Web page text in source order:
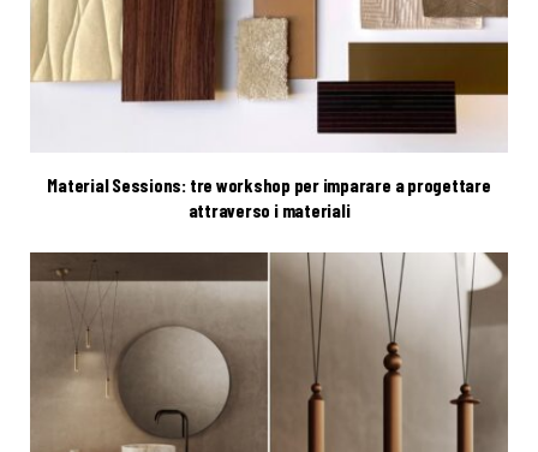
Material Sessions: tre workshop per imparare a progettare
attraverso i materiali